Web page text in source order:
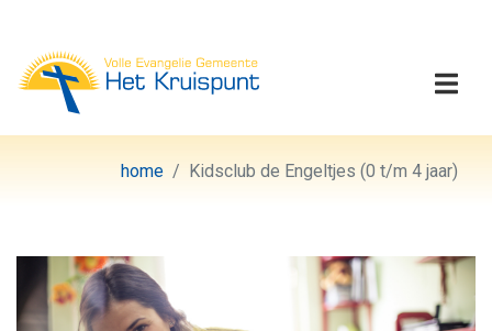
Volle Evangelie
home Kidsclub de Engeltjes (0 t/m 4 jaar)